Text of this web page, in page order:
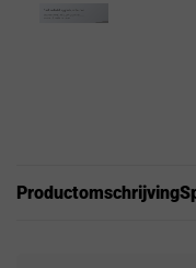
Productomschrijving